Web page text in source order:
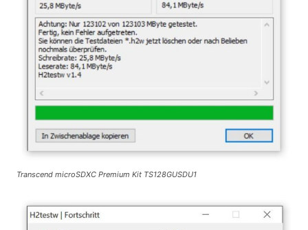
Transcend microSDXC Premium Kit TS128GUSDU1